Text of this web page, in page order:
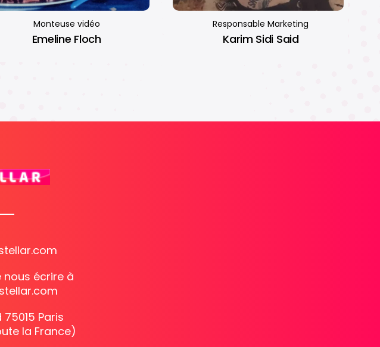
Monteuse vidéo
Emeline Floch
Responsable Marketing
Karim Sidi Said
nous écrire à
Paris
la France)